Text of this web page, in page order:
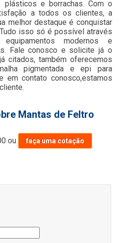
e borrachas. Com o
a todos os clientes, a
melhor destaque é conquistar
isso só é possível através
modernos e
Fale conosco e solicite já o
citados, também oferecemos
pigmentada e epi para
em contato conosco,estamos
Mantas de Feltro
ou faça uma cotação